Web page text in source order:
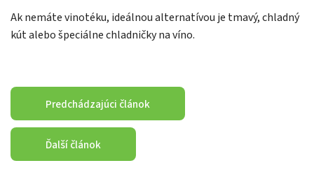
Ak nemáte vinotéku, ideálnou alternatívou je tmavý, chladný
kút alebo špeciálne chladničky na víno.
Predchádzajúci článok
Ďalší článok